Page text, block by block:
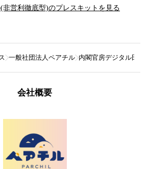
非営利徹底型)のプレスキットを見る
一般社団法人ペアチル 内閣官房デジタル田園
会社概要